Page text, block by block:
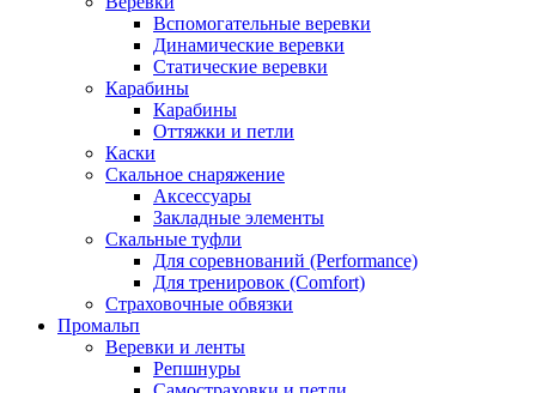
Вспомогательные веревки
Динамические веревки
Статические веревки
Карабины
Карабины
Оттяжки и петли
Каски
Скальное снаряжение
Аксессуары
Закладные элементы
Скальные туфли
Для соревнований (Performance)
Для тренировок (Comfort)
Страховочные обвязки
Промальп
Веревки и ленты
Репшнуры